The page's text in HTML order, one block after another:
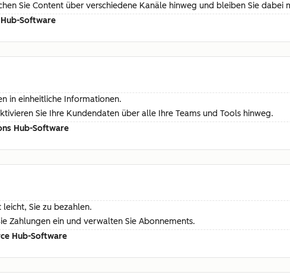
Sie Content über verschiedene Kanäle hinweg und bleiben Sie dabei
Software
in einheitliche Informationen.
Sie Ihre Kundendaten über alle Ihre Teams und Tools hinweg.
Hub-Software
leicht, Sie zu bezahlen.
Zahlungen ein und verwalten Sie Abonnements.
Hub-Software